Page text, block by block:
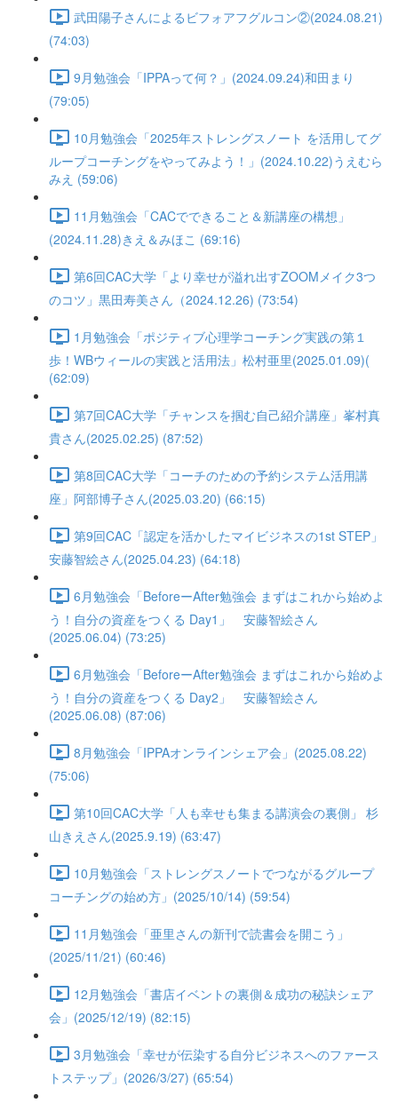
武田陽子さんによるビフォアフグルコン②(2024.08.21)
(74:03)
9月勉強会「IPPAって何？」(2024.09.24)和田まり
(79:05)
10月勉強会「2025年ストレングスノート を活用してグ
ループコーチングをやってみよう！」(2024.10.22)うえむら
みえ (59:06)
11月勉強会「CACでできること＆新講座の構想」
(2024.11.28)きえ＆みほこ (69:16)
第6回CAC大学「より幸せが溢れ出すZOOMメイク3つ
のコツ」黒田寿美さん（2024.12.26) (73:54)
1月勉強会「ポジティブ心理学コーチング実践の第１
歩！WBウィールの実践と活用法」松村亜里(2025.01.09)(
(62:09)
第7回CAC大学「チャンスを掴む自己紹介講座」峯村真
貴さん(2025.02.25) (87:52)
第8回CAC大学「コーチのための予約システム活用講
座」阿部博子さん(2025.03.20) (66:15)
第9回CAC「認定を活かしたマイビジネスの1st STEP」
安藤智絵さん(2025.04.23) (64:18)
6月勉強会「BeforeーAfter勉強会 まずはこれから始めよ
う！自分の資産をつくる Day1」 安藤智絵さん
(2025.06.04) (73:25)
6月勉強会「BeforeーAfter勉強会 まずはこれから始めよ
う！自分の資産をつくる Day2」 安藤智絵さん
(2025.06.08) (87:06)
8月勉強会「IPPAオンラインシェア会」(2025.08.22)
(75:06)
第10回CAC大学「人も幸せも集まる講演会の裏側」 杉
山きえさん(2025.9.19) (63:47)
10月勉強会「ストレングスノートでつながるグループ
コーチングの始め方」(2025/10/14) (59:54)
11月勉強会「亜里さんの新刊で読書会を開こう」
(2025/11/21) (60:46)
12月勉強会「書店イベントの裏側＆成功の秘訣シェア
会」(2025/12/19) (82:15)
3月勉強会「幸せが伝染する自分ビジネスへのファース
トステップ」(2026/3/27) (65:54)